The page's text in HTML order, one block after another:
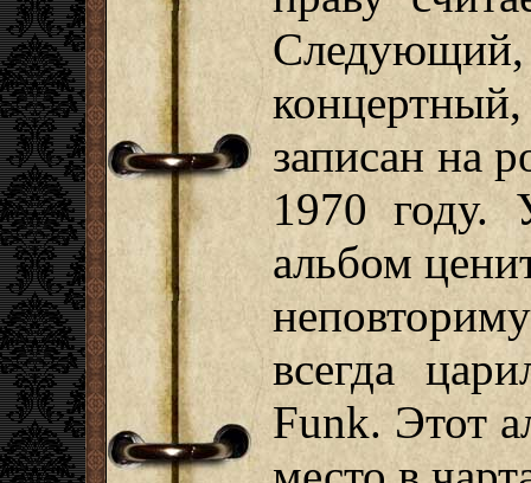
записан на
1970 году.
альбом
всегда
Funk. Этот